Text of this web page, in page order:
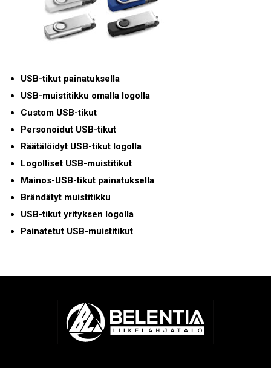
USB-tikut painatuksella
USB-muistitikku omalla logolla
Custom USB-tikut
Personoidut USB-tikut
Räätälöidyt USB-tikut logolla
Logolliset USB-muistitikut
Mainos-USB-tikut painatuksella
Brändätyt muistitikku
USB-tikut yrityksen logolla
Painatetut USB-muistitikut